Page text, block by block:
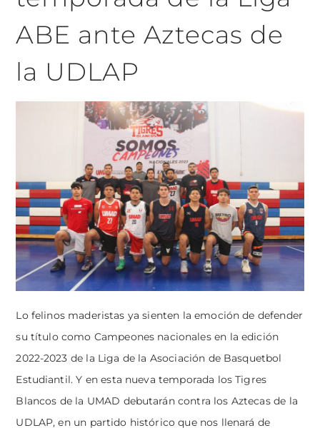
ABE ante Aztecas de
la UDLAP
Lo felinos maderistas ya sienten la emoción de defender
su título como Campeones nacionales en la edición
2022-2023 de la Liga de la Asociación de Basquetbol
Estudiantil. Y en esta nueva temporada los Tigres
Blancos de la UMAD debutarán contra los Aztecas de la
UDLAP, en un partido histórico que nos llenará de